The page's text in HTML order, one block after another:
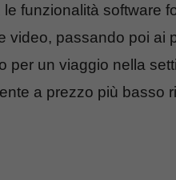
funzionalità software
video, passando poi ai
per un viaggio nella
a prezzo più basso